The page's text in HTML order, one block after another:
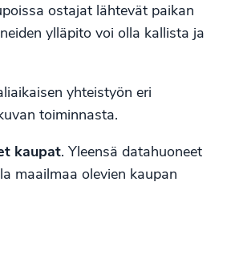
ostajat lähtevät paikan
ylläpito voi olla kallista ja
yhteistyön eri
toiminnasta.
kaupat. Yleensä datahuoneet
maailmaa olevien kaupan